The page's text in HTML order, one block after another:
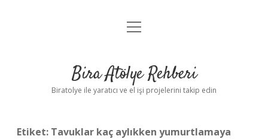
Anasayfa
Yasal Uyarı
menüyü
Bira Atölye Rehberi
Biratolye ile yaratıcı ve el işi projelerini takip edin
Etiket: Tavuklar kaç aylıkken yumurtlamaya